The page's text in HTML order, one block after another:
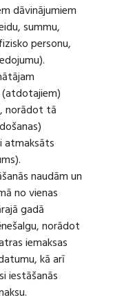
dāvinājumiem
summu,
personu,
norādot tā
atmaksāts
naudām un
no vienas
gadā
norādot
iemaksas
kā arī
iestāšanās